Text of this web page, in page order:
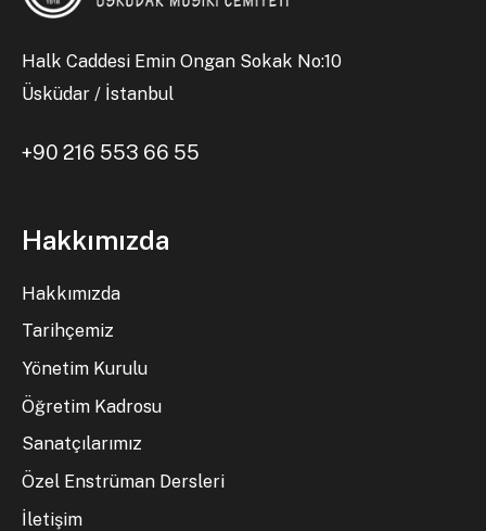
Halk Caddesi Emin Ongan Sokak No:10
Üsküdar / İstanbul
+90 216 553 66 55
Hakkımızda
Hakkımızda
Tarihçemiz
Yönetim Kurulu
Öğretim Kadrosu
Sanatçılarımız
Özel Enstrüman Dersleri
İletişim